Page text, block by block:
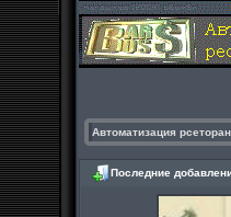
Автоматизация
Последние